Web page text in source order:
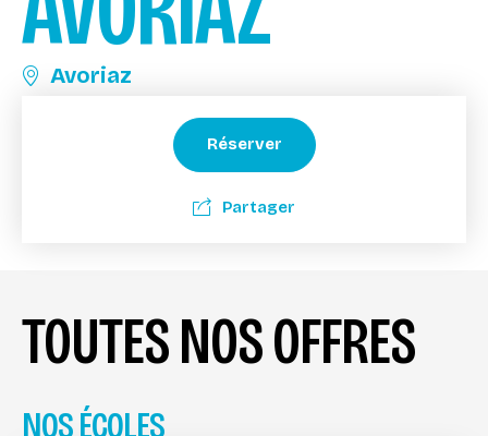
Avoriaz
Réserver
Partager
TOUTES NOS OFFRES
NOS ÉCOLES